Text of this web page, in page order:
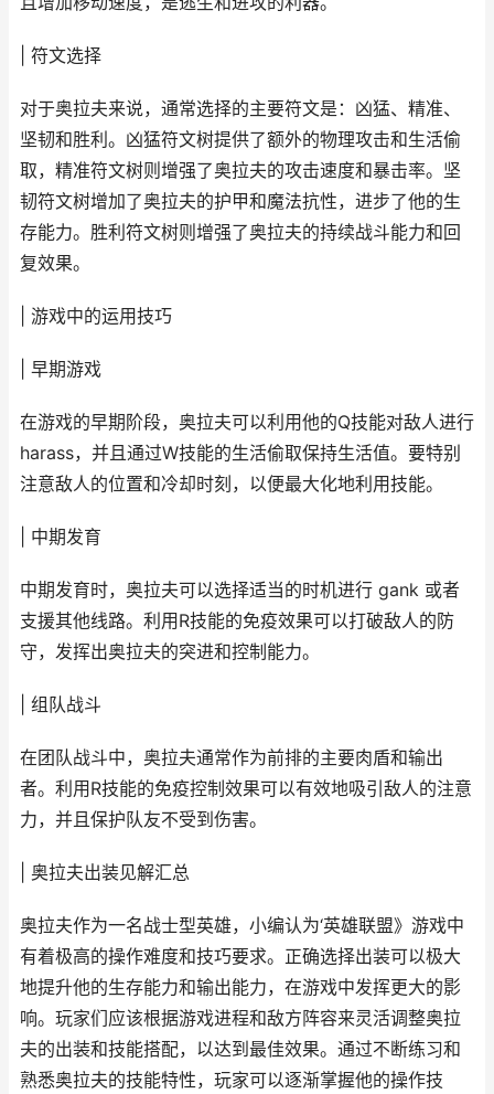
| 符文选择
对于奥拉夫来说，通常选择的主要符文是：凶猛、精准、
坚韧和胜利。凶猛符文树提供了额外的物理攻击和生活偷
取，精准符文树则增强了奥拉夫的攻击速度和暴击率。坚
韧符文树增加了奥拉夫的护甲和魔法抗性，进步了他的生
存能力。胜利符文树则增强了奥拉夫的持续战斗能力和回
复效果。
| 游戏中的运用技巧
| 早期游戏
在游戏的早期阶段，奥拉夫可以利用他的Q技能对敌人进行
harass，并且通过W技能的生活偷取保持生活值。要特别
注意敌人的位置和冷却时刻，以便最大化地利用技能。
| 中期发育
中期发育时，奥拉夫可以选择适当的时机进行 gank 或者
支援其他线路。利用R技能的免疫效果可以打破敌人的防
守，发挥出奥拉夫的突进和控制能力。
| 组队战斗
在团队战斗中，奥拉夫通常作为前排的主要肉盾和输出
者。利用R技能的免疫控制效果可以有效地吸引敌人的注意
力，并且保护队友不受到伤害。
| 奥拉夫出装见解汇总
奥拉夫作为一名战士型英雄，小编认为‘英雄联盟》游戏中
有着极高的操作难度和技巧要求。正确选择出装可以极大
地提升他的生存能力和输出能力，在游戏中发挥更大的影
响。玩家们应该根据游戏进程和敌方阵容来灵活调整奥拉
夫的出装和技能搭配，以达到最佳效果。通过不断练习和
熟悉奥拉夫的技能特性，玩家可以逐渐掌握他的操作技